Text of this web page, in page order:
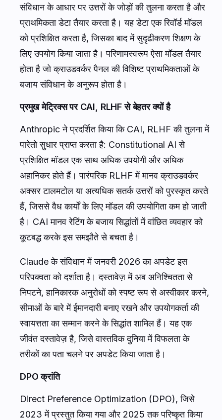
संविधान के आधार पर उत्तरों के जोड़ों की तुलना करता है और
प्राथमिकता डेटा तैयार करता है। यह डेटा एक रिवॉर्ड मॉडल
को प्रशिक्षित करता है, जिसका बाद में सुदृढीकरण शिक्षण के
लिए उपयोग किया जाता है। परिणामस्वरूप ऐसा मॉडल तैयार
होता है जो क्राउडवर्कर पैनल की विशिष्ट प्राथमिकताओं के
बजाय संविधान के अनुरूप होता है।
प्रमुख मेट्रिक्स पर CAI, RLHF से बेहतर क्यों है
Anthropic ने प्रदर्शित किया कि CAI, RLHF की तुलना में
पारेतो सुधार प्राप्त करता है: Constitutional AI से
प्रशिक्षित मॉडल एक साथ अधिक उपयोगी और अधिक
अहानिकर होते हैं। पारंपरिक RLHF में मानव क्राउडवर्कर
अक्सर टालमटोल या अत्यधिक सतर्क उत्तरों को पुरस्कृत करते
हैं, जिससे वैध कार्यों के लिए मॉडल की उपयोगिता कम हो जाती
है। CAI मानव रेटिंग के बजाय सिद्धांतों में वांछित व्यवहार को
कूटबद्ध करके इस समझौते से बचता है।
Claude के संविधान में जनवरी 2026 का अपडेट इस
परिपक्वता को दर्शाता है। दस्तावेज़ में अब अनिश्चितता से
निपटने, हानिकारक अनुरोधों को स्पष्ट रूप से अस्वीकार करने,
सीमाओं के बारे में ईमानदारी बनाए रखने और उपयोगकर्ता की
स्वायत्तता का सम्मान करने के सिद्धांत शामिल हैं। यह एक
जीवंत दस्तावेज़ है, जिसे वास्तविक दुनिया में विफलता के
तरीकों का पता चलने पर अपडेट किया जाता है।
DPO क्रांति
Direct Preference Optimization (DPO), जिसे
2023 में प्रस्तुत किया गया और 2025 तक परिष्कृत किया